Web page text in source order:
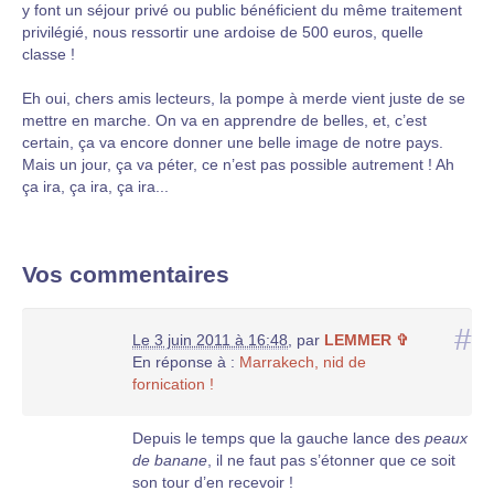
y font un séjour privé ou public bénéficient du même traitement
privilégié, nous ressortir une ardoise de 500 euros, quelle
classe !
Eh oui, chers amis lecteurs, la pompe à merde vient juste de se
mettre en marche. On va en apprendre de belles, et, c’est
certain, ça va encore donner une belle image de notre pays.
Mais un jour, ça va péter, ce n’est pas possible autrement ! Ah
ça ira, ça ira, ça ira...
Vos commentaires
#
Le 3 juin 2011 à 16:48 par LEMMER ✞
En réponse à : Marrakech, nid de
fornication !
Depuis le temps que la gauche lance des peaux
de banane , il ne faut pas s’étonner que ce soit
son tour d’en recevoir !